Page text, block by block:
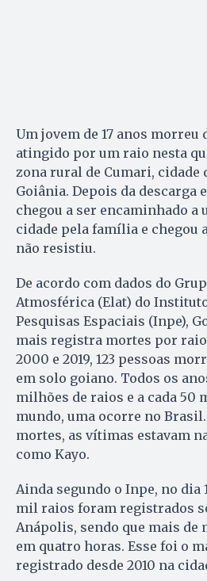
Um jovem de 17 anos morreu
atingido por um raio nesta
zona rural de Cumari, cidade
Goiânia. Depois da descarga
chegou a ser encaminhado a
cidade pela família e chegou
não resistiu.
De acordo com dados do
Atmosférica (Elat) do
Pesquisas Espaciais (Inpe),
mais registra mortes por
2000 e 2019, 123 pessoas
em solo goiano. Todos os
milhões de raios e a cada 50
mundo, uma ocorre no Brasil.
mortes, as vítimas estavam
como Kayo.
Ainda segundo o Inpe, no dia
mil raios foram registrados
Anápolis, sendo que mais de
em quatro horas. Esse foi o
registrado desde 2010 na